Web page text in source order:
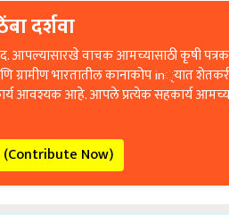
दर्शवा
आपल्यासारखे वाचक आमच्यासाठी कृषी
ग्रामीण भारतातील कानाकोप in्यात
आवश्यक आहे. आपले प्रत्येक सहकार्य
Now)